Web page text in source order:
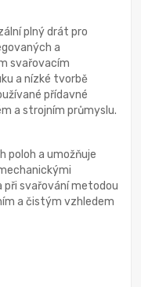
plný drát pro
a
svařovacím
a nízké tvorbě
přídavné
a strojním průmyslu.
poloh a umožňuje
při svařování metodou
a čistým vzhledem